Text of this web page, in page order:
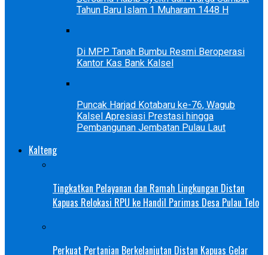
Tahun Baru Islam 1 Muharam 1448 H
Di MPP Tanah Bumbu Resmi Beroperasi
Kantor Kas Bank Kalsel
Puncak Harjad Kotabaru ke-76, Wagub
Kalsel Apresiasi Prestasi hingga
Pembangunan Jembatan Pulau Laut
Kalteng
Tingkatkan Pelayanan dan Ramah Lingkungan Distan
Kapuas Relokasi RPU ke Handil Parimas Desa Pulau Telo
Perkuat Pertanian Berkelanjutan Distan Kapuas Gelar